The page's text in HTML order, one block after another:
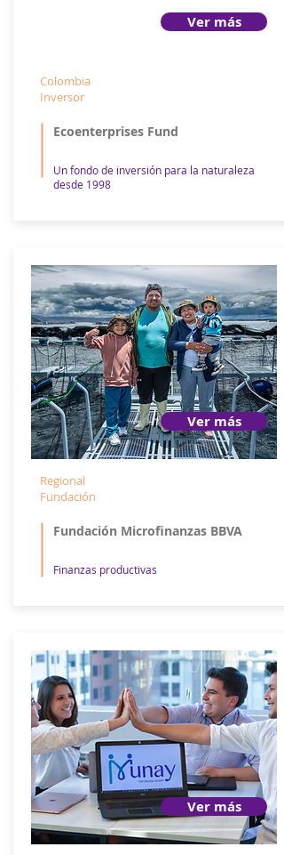
Ver más
Colombia
Inversor
Ecoenterprises Fund
Un fondo de inversión para la naturaleza
desde 1998
Ver más
Regional
Fundación
Fundación Microfinanzas BBVA
Finanzas productivas
Ver más